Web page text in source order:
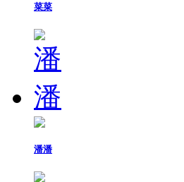
菜菜
潘潘